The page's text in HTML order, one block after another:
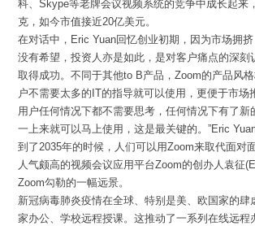
科、Skype等老牌会议视频系统的竞争中成长起来
克，如今市值接近20亿美元。
在对话中，Eric Yuan回忆创业初期，因为市场拥
没有希望，投资人亦是如此，是对客户痛点的深刻
取得成功。不同于其他to B产品，Zoom的产品风
户不需要太多的IT的指导就可以使用，更便于市场
用户任何情况下都不需要思考，任何情况下有了新
一上来就可以马上使用，这是最关键的。”Eric Yuan
到了2035年的时候，人们可以用Zoom来取代面对
人气颇高的视频会议应用平台Zoom的创办人袁征
Zoom勾勒的一幅远景。
新冠病毒肺炎疫情在全球、特别是美、欧国家的肆
家办公、学校远程授课。这推动了一系列在线远程